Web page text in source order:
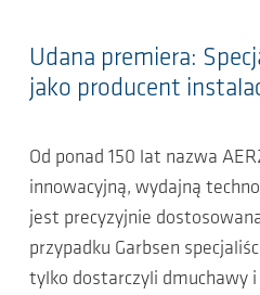
Udana premiera:
jako producent
Od ponad 150 lat nazwa
innowacyjną, wydajną
jest precyzyjnie
przypadku Garbsen
tylko dostarczyli dmuchawy